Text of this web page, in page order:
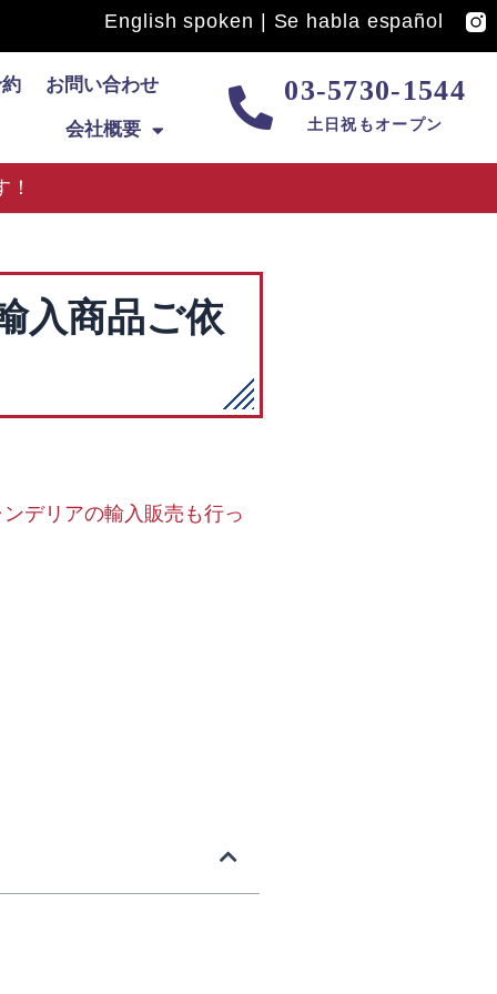
English spoken | Se habla español
お問い合わせ
会社概要
03-5730-1544
土日祝もオープン
入商品ご依
デリアの輸入販売も行っ